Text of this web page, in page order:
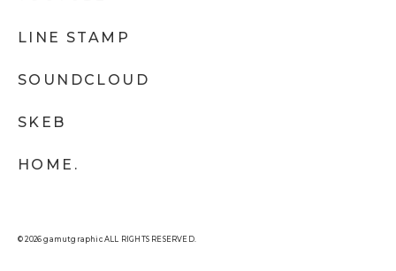
LINE STAMP
SOUNDCLOUD
SKEB
HOME.
© 2026 gamutgraphic ALL RIGHTS RESERVED.